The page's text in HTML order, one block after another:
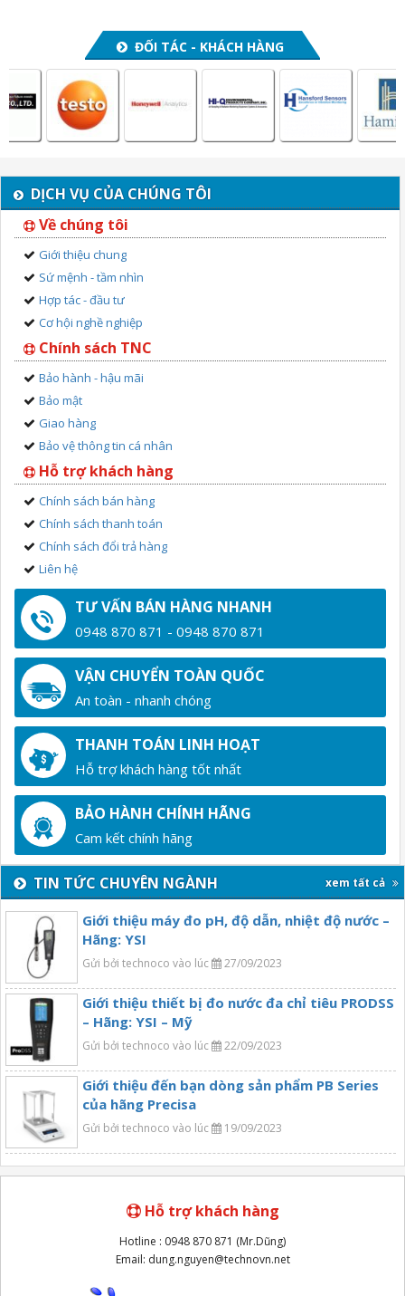
ĐỐI TÁC - KHÁCH HÀNG
DỊCH VỤ CỦA CHÚNG TÔI
Về chúng tôi
Giới thiệu chung
Sứ mệnh - tầm nhìn
Hợp tác - đầu tư
Cơ hội nghề nghiệp
Chính sách TNC
Bảo hành - hậu mãi
Bảo mật
Giao hàng
Bảo vệ thông tin cá nhân
Hỗ trợ khách hàng
Chính sách bán hàng
Chính sách thanh toán
Chính sách đổi trả hàng
Liên hệ
TƯ VẤN BÁN HÀNG NHANH
0948 870 871 - 0948 870 871
VẬN CHUYỂN TOÀN QUỐC
An toàn - nhanh chóng
THANH TOÁN LINH HOẠT
Hỗ trợ khách hàng tốt nhất
BẢO HÀNH CHÍNH HÃNG
Cam kết chính hãng
TIN TỨC CHUYÊN NGÀNH xem tất cả
Giới thiệu máy đo pH, độ dẫn, nhiệt độ nước –
Hãng: YSI
Gửi bởi technoco vào lúc 27/09/2023
Giới thiệu thiết bị đo nước đa chỉ tiêu PRODSS
– Hãng: YSI – Mỹ
Gửi bởi technoco vào lúc 22/09/2023
Giới thiệu đến bạn dòng sản phẩm PB Series
của hãng Precisa
Gửi bởi technoco vào lúc 19/09/2023
Hỗ trợ khách hàng
Hotline : 0948 870 871 (Mr.Dũng)
Email: dung.nguyen@technovn.net